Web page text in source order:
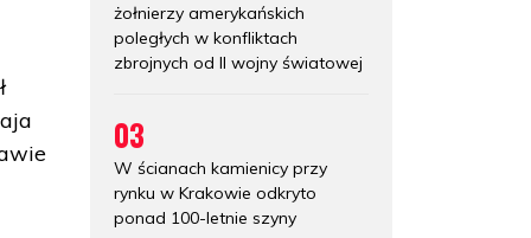
żołnierzy amerykańskich
poległych w konfliktach
zbrojnych od II wojny światowej
03
W ścianach kamienicy przy
rynku w Krakowie odkryto
ponad 100-letnie szyny